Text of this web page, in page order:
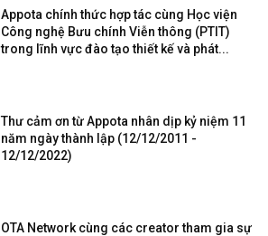
Appota chính thức hợp tác cùng Học viện
Công nghệ Bưu chính Viễn thông (PTIT)
trong lĩnh vực đào tạo thiết kế và phát...
Thư cảm ơn từ Appota nhân dịp kỷ niệm 11
năm ngày thành lập (12/12/2011 -
12/12/2022)
OTA Network cùng các creator tham gia sự